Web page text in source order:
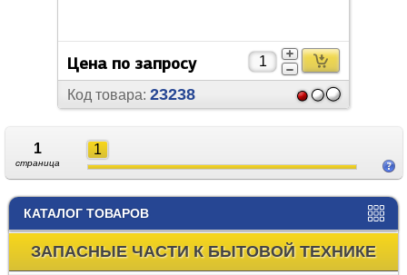
КАТАЛОГ ТОВАРОВ
ЗАПАСНЫЕ ЧАСТИ К БЫТОВОЙ ТЕХНИКЕ
Цена по запросу
Код товара: 23238
1
страница
1